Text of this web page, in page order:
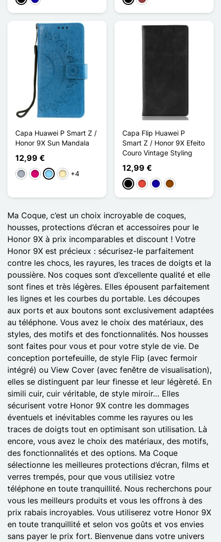
Capa Huawei P Smart Z /
Honor 9X Sun Mandala
12,99 €
CinzentoMagentaAzul Claro
Ouro+4
Capa Flip Huawei P
Smart Z / Honor 9X Efeito
Couro Vintage Styling
12,99 €
PretoVermelhoAzul Escuro
Castanho
Ma Coque, c’est un choix incroyable de coques,
housses, protections d’écran et accessoires pour le
Honor 9X à prix incomparables et discount ! Votre
Honor 9X est précieux : sécurisez-le parfaitement
contre les chocs, les rayures, les traces de doigts et la
poussière. Nos coques sont d’excellente qualité et elle
sont fines et très légères. Elles épousent parfaitement
les lignes et les courbes du portable. Les découpes
aux ports et aux boutons sont exclusivement adaptées
au téléphone. Vous avez le choix des matériaux, des
styles, des motifs et des fonctionnalités. Nos housses
sont faites pour vous et pour votre style de vie. De
conception portefeuille, de style Flip (avec fermoir
intégré) ou View Cover (avec fenêtre de visualisation),
elles se distinguent par leur finesse et leur légèreté. En
simili cuir, cuir véritable, de style miroir… Elles
sécurisent votre Honor 9X contre les dommages
éventuels et inévitables comme les rayures ou les
traces de doigts tout en optimisant son utilisation. Là
encore, vous avez le choix des matériaux, des motifs,
des fonctionnalités et des options. Ma Coque
sélectionne les meilleures protections d’écran, films et
verres trempés, pour que vous utilisiez votre
téléphone en toute tranquillité. Nous recherchons pour
vous les meilleurs produits et vous les offrons à des
prix rabais incroyables. Vous utiliserez votre Honor 9X
en toute tranquillité et selon vos goûts et vos envies
sans payer le prix fort. Bienvenue dans votre univers